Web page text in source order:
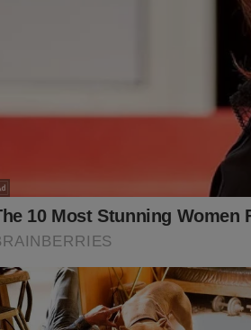
https://